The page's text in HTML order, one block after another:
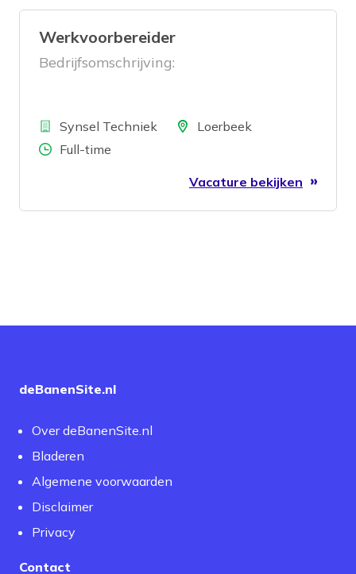
Werkvoorbereider
Bedrijfsomschrijving:
BedrijfSynsel Techniek LocatieLoerbeek
Aantal uren
Full-time
Vacature bekijken
deBanenSite.nl
Over deBanenSite.nl
Bladeren
Algemene voorwaarden
Disclaimer
Privacy
Contact